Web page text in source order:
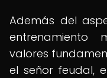
Además del
entrenamiento
valores
el señor feudal,